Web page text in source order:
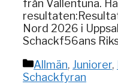
från Vallentuna.
Nord 2026 i
Schackf56ans
Kategorier
Allmän, Juniorer,
Schackfyran